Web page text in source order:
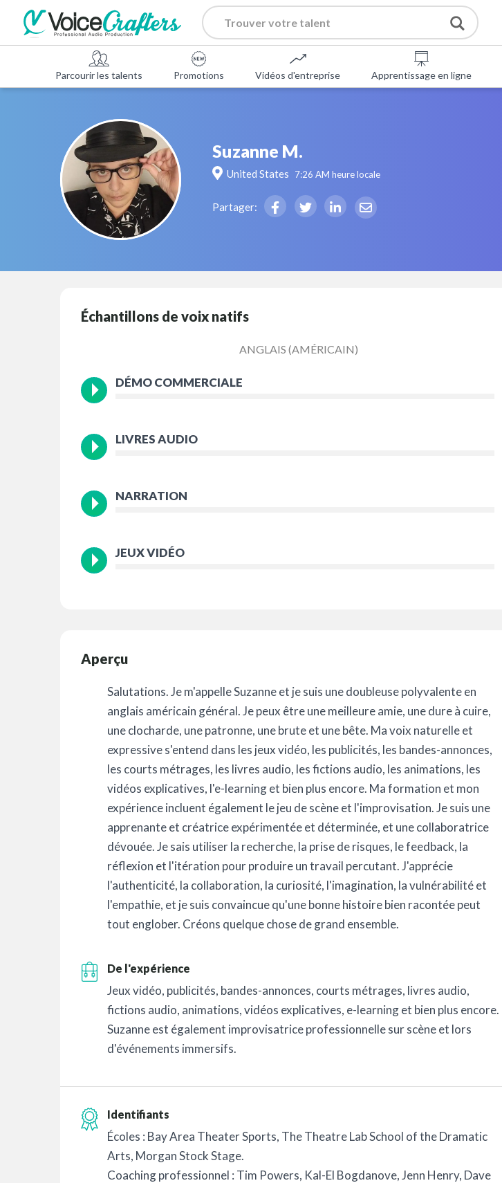
Parcourir les talents Promotions Vidéos d'entreprise Apprentissage en ligne
Suzanne M.
United States 7:26 AM heure locale
Partager:
Échantillons de voix natifs
ANGLAIS (AMÉRICAIN)
DÉMO COMMERCIALE
LIVRES AUDIO
NARRATION
JEUX VIDÉO
Aperçu
Salutations. Je m'appelle Suzanne et je suis une doubleuse polyvalente en
anglais américain général. Je peux être une meilleure amie, une dure à cuire,
une clocharde, une patronne, une brute et une bête. Ma voix naturelle et
expressive s'entend dans les jeux vidéo, les publicités, les bandes-annonces,
les courts métrages, les livres audio, les fictions audio, les animations, les
vidéos explicatives, l'e-learning et bien plus encore. Ma formation et mon
expérience incluent également le jeu de scène et l'improvisation. Je suis une
apprenante et créatrice expérimentée et déterminée, et une collaboratrice
dévouée. Je sais utiliser la recherche, la prise de risques, le feedback, la
réflexion et l'itération pour produire un travail percutant. J'apprécie
l'authenticité, la collaboration, la curiosité, l'imagination, la vulnérabilité et
l'empathie, et je suis convaincue qu'une bonne histoire bien racontée peut
tout englober. Créons quelque chose de grand ensemble.
De l'expérience
Jeux vidéo, publicités, bandes-annonces, courts métrages, livres audio,
fictions audio, animations, vidéos explicatives, e-learning et bien plus encore.
Suzanne est également improvisatrice professionnelle sur scène et lors
d'événements immersifs.
Identifiants
Écoles : Bay Area Theater Sports, The Theatre Lab School of the Dramatic
Arts, Morgan Stock Stage.
Coaching professionnel : Tim Powers, Kal-El Bogdanove, Jenn Henry, Dave